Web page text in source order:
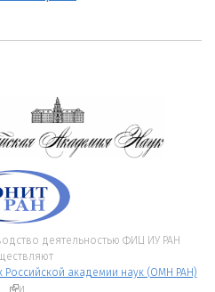
деятельностью ФИЦ ИУ РАН
Российской академии наук (ОМН РАН)
(внешняя ссылка)
и